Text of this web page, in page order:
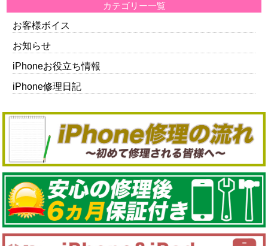
カテゴリー一覧
お客様ボイス
お知らせ
iPhoneお役立ち情報
iPhone修理日記